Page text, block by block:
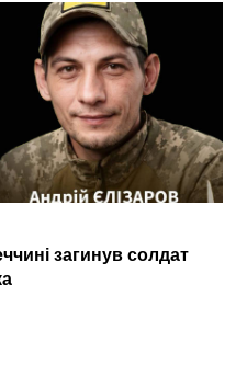
загинув солдат